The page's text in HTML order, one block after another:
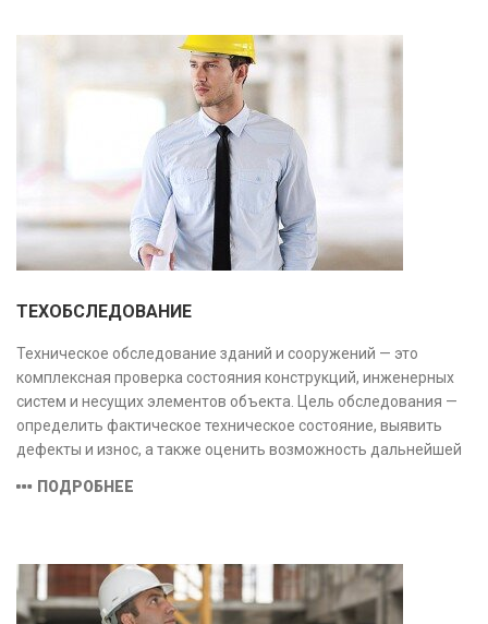
ТЕХОБСЛЕДОВАНИЕ
Техническое обследование зданий и сооружений — это
комплексная проверка состояния конструкций, инженерных
систем и несущих элементов объекта. Цель обследования —
определить фактическое техническое состояние, выявить
дефекты и износ, а также оценить возможность дальнейшей
ПОДРОБНЕЕ